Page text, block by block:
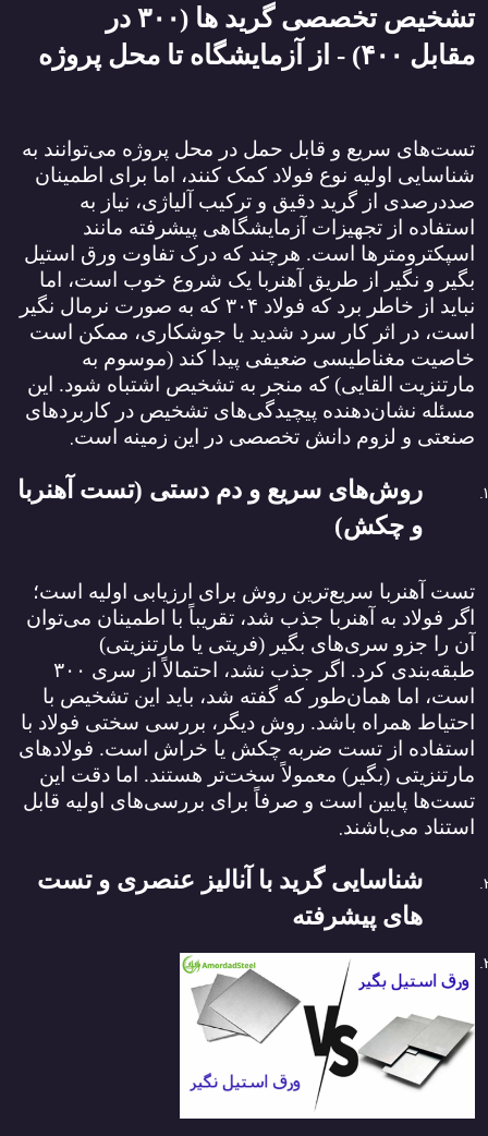
تشخیص تخصصی گرید ها (۳۰۰ در
مقابل ۴۰۰) - از آزمایشگاه تا محل پروژه
تست‌های سریع و قابل حمل در محل پروژه می‌توانند به
شناسایی اولیه نوع فولاد کمک کنند، اما برای اطمینان
صددرصدی از گرید دقیق و ترکیب آلیاژی، نیاز به
استفاده از تجهیزات آزمایشگاهی پیشرفته مانند
اسپکترومترها است. هرچند که درک تفاوت ورق استیل
بگیر و نگیر از طریق آهنربا یک شروع خوب است، اما
نباید از خاطر برد که فولاد ۳۰۴ که به صورت نرمال نگیر
است، در اثر کار سرد شدید یا جوشکاری، ممکن است
خاصیت مغناطیسی ضعیفی پیدا کند (موسوم به
مارتنزیت القایی) که منجر به تشخیص اشتباه شود. این
مسئله نشان‌دهنده پیچیدگی‌های تشخیص در کاربردهای
صنعتی و لزوم دانش تخصصی در این زمینه است.
روش‌های سریع و دم دستی (تست آهنربا
و چکش)
تست آهنربا سریع‌ترین روش برای ارزیابی اولیه است؛
اگر فولاد به آهنربا جذب شد، تقریباً با اطمینان می‌توان
آن را جزو سری‌های بگیر (فریتی یا مارتنزیتی)
طبقه‌بندی کرد. اگر جذب نشد، احتمالاً از سری ۳۰۰
است، اما همان‌طور که گفته شد، باید این تشخیص با
احتیاط همراه باشد. روش دیگر، بررسی سختی فولاد با
استفاده از تست ضربه چکش یا خراش است. فولادهای
مارتنزیتی (بگیر) معمولاً سخت‌تر هستند. اما دقت این
تست‌ها پایین است و صرفاً برای بررسی‌های اولیه قابل
استناد می‌باشند.
شناسایی گرید با آنالیز عنصری و تست
‌های پیشرفته